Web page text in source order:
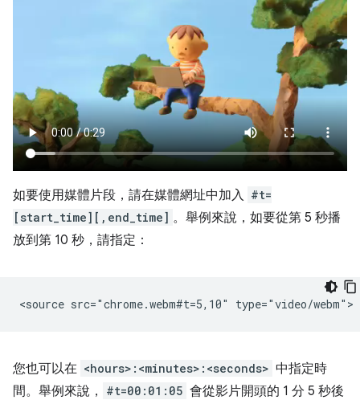
如要使用媒體片段，請在媒體網址中加入 #t=
[start_time][,end_time] 。舉例來說，如要從第 5 秒播
放到第 10 秒，請指定：
您也可以在 <hours>:<minutes>:<seconds> 中指定時
間。舉例來說，
#t=00:01:05 會從影片開頭的 1 分 5 秒後